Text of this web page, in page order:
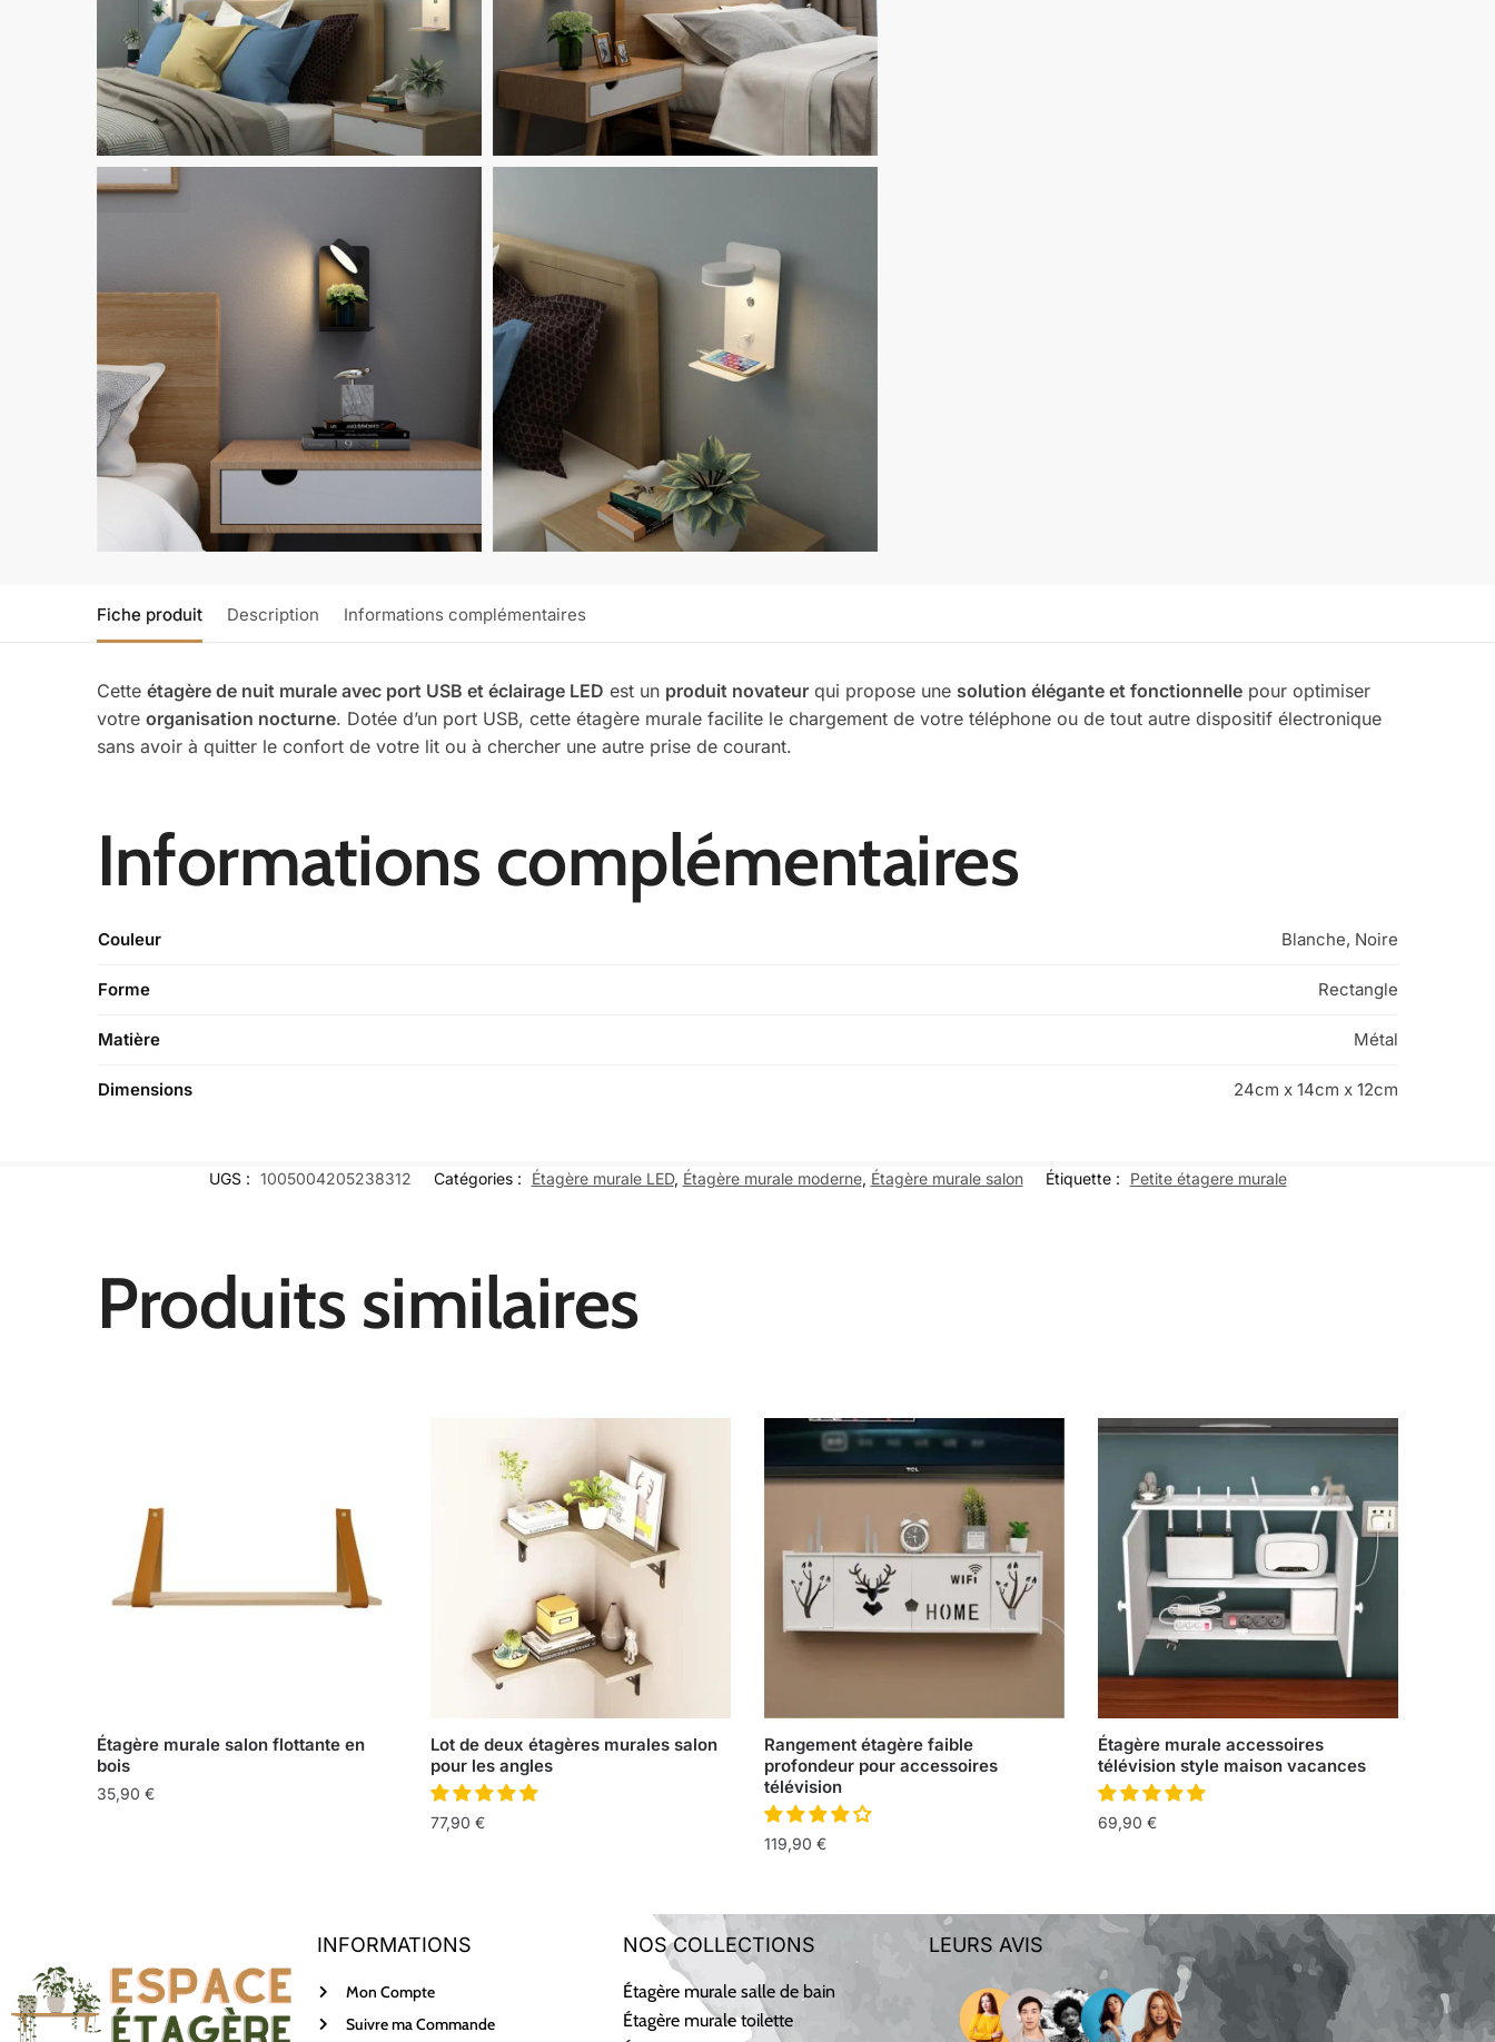
Fiche produit Description Informations complémentaires
Cetteétagère de nuit murale avec port USB et éclairage LED est un produit novateur qui propose une solution élégante et fonctionnelle pour optimiser
votreorganisation nocturne. Dotée d’un port USB, cette étagère murale facilite le chargement de votre téléphone ou de tout autre dispositif électronique
sans avoir à quitter le confort de votre lit ou à chercher une autre prise de courant.
Informations complémentaires
Couleur Blanche, Noire
Forme Rectangle
Matière Métal
Dimensions 24cm x 14cm x 12cm
UGS : 1005004205238312 Catégories : Étagère murale LED, Étagère murale moderne, Étagère murale salon Étiquette : Petite étagere murale
Produits similaires
Étagère murale salon flottante en
bois
35,90€
Lot de deux étagères murales salon
pour les angles
77,90 €
Rangement étagère faible
profondeur pour accessoires
télévision
119,90 €
Étagère murale accessoires
télévision style maison vacances
69,90 €
INFORMATIONS
Mon Compte
Suivre ma Commande
NOS COLLECTIONS
Étagère murale salle de bain
Étagère murale toilette
LEURS AVIS